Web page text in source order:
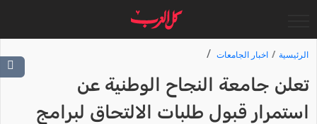
الرئيسية اخبار الجامعات
تعلن جامعة النجاح الوطنية عن
استمرار قبول طلبات الالتحاق لبرامج